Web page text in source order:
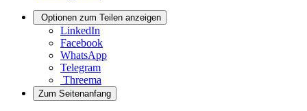
Optionen zum Teilen anzeigen
LinkedIn
Facebook
WhatsApp
Telegram
Threema
Zum Seitenanfang